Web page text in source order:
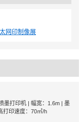
网印制像展
墨打印机 | 幅宽：1.6m | 墨
打印速度：70㎡/h